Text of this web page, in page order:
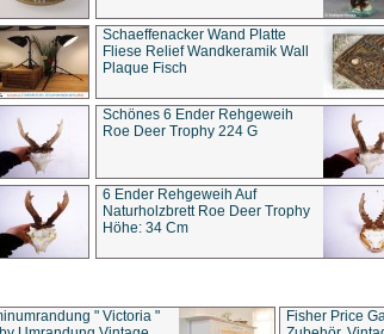
Schaeffenacker Wand Platte
Fliese Relief Wandkeramik Wall
Plaque Fisch
Schönes 6 Ender Rehgeweih
Roe Deer Trophy 224 G
6 Ender Rehgeweih Auf
Naturholzbrett Roe Deer Trophy
Höhe: 34 Cm
" Victoria "
Fisher Price